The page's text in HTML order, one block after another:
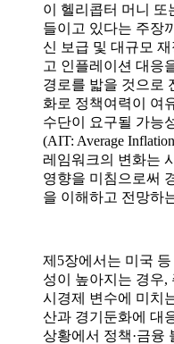
이 헬리콥터 머니 또
들이고 있다는 주장
신 보급 및 대규모
고 인플레이션 대응
경로를 밟을 것으로
화로 정책여력이 여
수단이 요구될 가능
(AIT: Average
레임워크의 변화는
영향을 미침으로써
을 이해하고 전망하
제 5장에서는 미국
성이 높아지는 경우,
시경제 변수에 미치
산과 경기둔화에 대
상황에서 정책·금융